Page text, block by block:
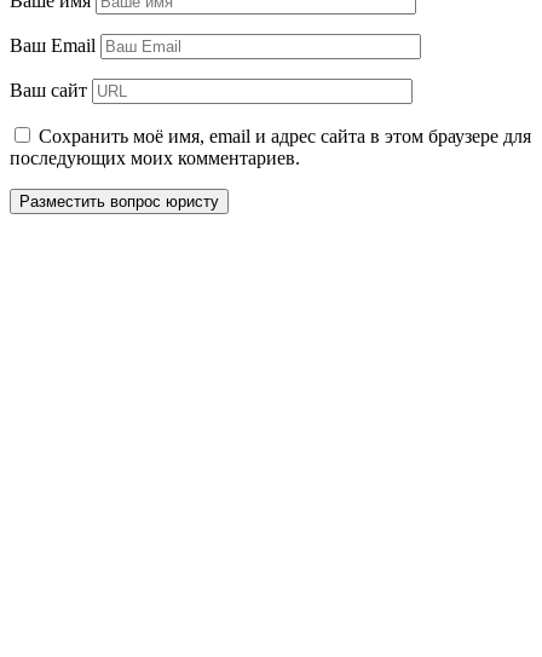
Ваш Email
Ваш сайт
Сохранить моё имя, email и адрес сайта в этом браузере для
последующих моих комментариев.